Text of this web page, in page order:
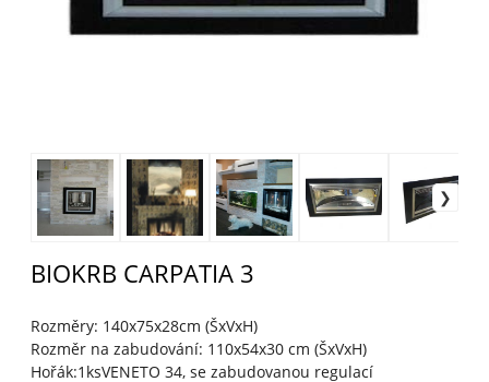
BIOKRB CARPATIA 3
Rozměry: 140x75x28cm (ŠxVxH)
Rozměr na zabudování: 110x54x30 cm (ŠxVxH)
Hořák:1ksVENETO 34, se zabudovanou regulací